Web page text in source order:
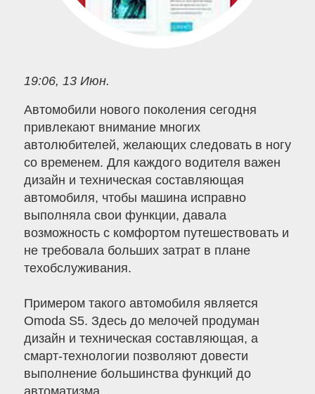
19:06, 13 Июн.
Автомобили нового поколения сегодня
привлекают внимание многих
автолюбителей, желающих следовать в ногу
со временем. Для каждого водителя важен
дизайн и техническая составляющая
автомобиля, чтобы машина исправно
выполняла свои функции, давала
возможность с комфортом путешествовать и
не требовала больших затрат в плане
техобслуживания.
Примером такого автомобиля является
Omoda S5. Здесь до мелочей продуман
дизайн и техническая составляющая, а
смарт-технологии позволяют довести
выполнение большинства функций до